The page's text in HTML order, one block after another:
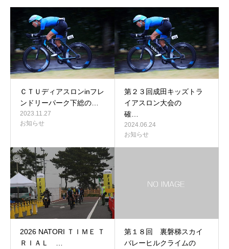
ＣＴＵディアスロンinフレ
ンドリーパーク下総の…
2023.11.27
お知らせ
第２３回成田キッズトラ
イアスロン大会の
確…
2024.06.24
お知らせ
2026 NATORI ＴＩＭＥ Ｔ
ＲＩＡＬ …
第１８回 裏磐梯スカイ
バレーヒルクライムの